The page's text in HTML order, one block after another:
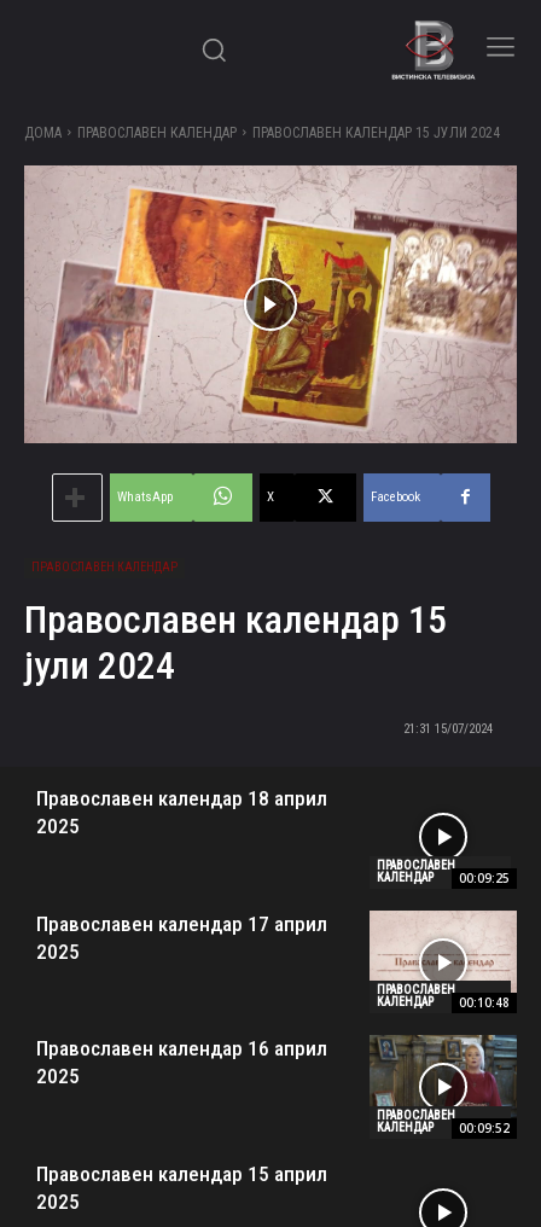
ДОМА ПРАВОСЛАВЕН КАЛЕНДАР ПРАВОСЛАВЕН КАЛЕНДАР 15 ЈУЛИ 2024
Facebook
X
WhatsApp
ПРАВОСЛАВЕН КАЛЕНДАР
Православен календар 15
јули 2024
15/07/2024 21:31
ПРАВОСЛАВЕН
КАЛЕНДАР
00:09:25
Православен календар 18 април
2025
ПРАВОСЛАВЕН
КАЛЕНДАР
00:10:48
Православен календар 17 април
2025
ПРАВОСЛАВЕН
КАЛЕНДАР
00:09:52
Православен календар 16 април
2025
Православен календар 15 април
2025